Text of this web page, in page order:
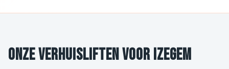
Onze verhuisliften voor Izegem